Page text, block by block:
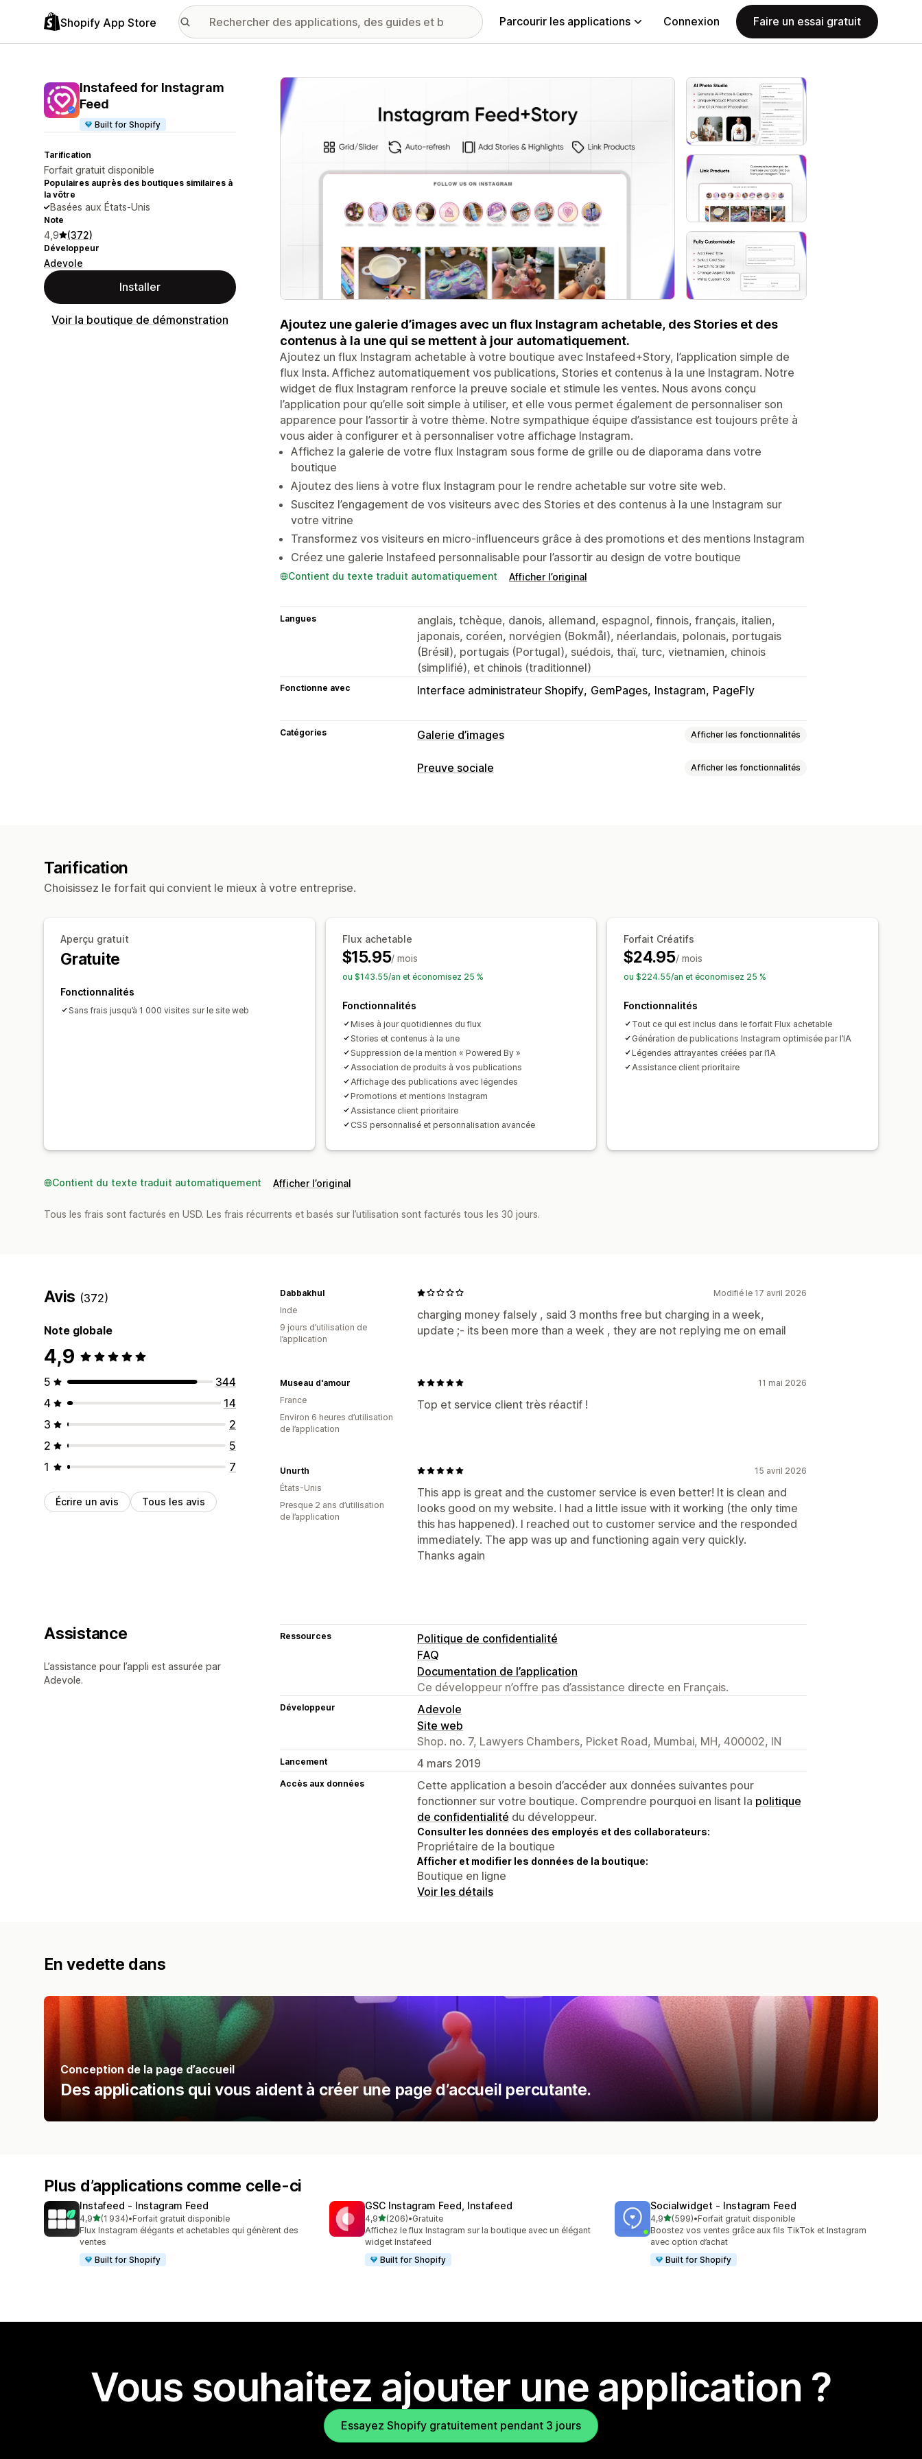
Shopify App Store Parcourir les applications Connexion Faire un essai gratuit
Instafeed for Instagram
Feed
Built for Shopify
Tarification
Forfait gratuit disponible
Populaires auprès des boutiques similaires à
la vôtre
Basées aux États-Unis
Note
4,9 (372)
Développeur
Adevole
Installer
Voir la boutique de démonstration
Galerie d’images vedette
Ajoutez une galerie d’images avec un flux Instagram achetable, des Stories et des
contenus à la une qui se mettent à jour automatiquement.
Ajoutez un flux Instagram achetable à votre boutique avec Instafeed+Story, l’application simple de
flux Insta. Affichez automatiquement vos publications, Stories et contenus à la une Instagram. Notre
widget de flux Instagram renforce la preuve sociale et stimule les ventes. Nous avons conçu
l’application pour qu’elle soit simple à utiliser, et elle vous permet également de personnaliser son
apparence pour l’assortir à votre thème. Notre sympathique équipe d’assistance est toujours prête à
vous aider à configurer et à personnaliser votre affichage Instagram.
Affichez la galerie de votre flux Instagram sous forme de grille ou de diaporama dans votre
boutique
Ajoutez des liens à votre flux Instagram pour le rendre achetable sur votre site web.
Suscitez l’engagement de vos visiteurs avec des Stories et des contenus à la une Instagram sur
votre vitrine
Transformez vos visiteurs en micro-influenceurs grâce à des promotions et des mentions Instagram
Créez une galerie Instafeed personnalisable pour l’assortir au design de votre boutique
Contient du texte traduit automatiquement Afficher l’original
Langues
anglais, tchèque, danois, allemand, espagnol, finnois, français, italien,
japonais, coréen, norvégien (Bokmål), néerlandais, polonais, portugais
(Brésil), portugais (Portugal), suédois, thaï, turc, vietnamien, chinois
(simplifié), et chinois (traditionnel)
Fonctionne avec Interface administrateur Shopify GemPages Instagram PageFly
Catégories Galerie d’images Afficher les fonctionnalités
Types de galeries
Preuve sociale Afficher les fonctionnalités
Tarification
Choisissez le forfait qui convient le mieux à votre entreprise.
Aperçu gratuit
Gratuite
Fonctionnalités
Sans frais jusqu’à 1 000 visites sur le site web
Flux achetable
$15.95/ mois
ou $143.55/an et économisez 25 %
Fonctionnalités
Mises à jour quotidiennes du flux
Stories et contenus à la une
Suppression de la mention « Powered By »
Association de produits à vos publications
Affichage des publications avec légendes
Promotions et mentions Instagram
Assistance client prioritaire
CSS personnalisé et personnalisation avancée
Forfait Créatifs
$24.95/ mois
ou $224.55/an et économisez 25 %
Fonctionnalités
Tout ce qui est inclus dans le forfait Flux achetable
Génération de publications Instagram optimisée par l’IA
Légendes attrayantes créées par l’IA
Assistance client prioritaire
Contient du texte traduit automatiquement Afficher l’original
Tous les frais sont facturés en USD. Les frais récurrents et basés sur l’utilisation sont facturés tous les 30 jours.
Avis (372)
Note globale
4,9
5
344
4
14
3
2
2
5
1
7
Écrire un avis Tous les avis
Modifié le 17 avril 2026
charging money falsely , said 3 months free but charging in a week,
update ;- its been more than a week , they are not replying me on email
Dabbakhul
Inde
9 jours d’utilisation de
l’application
11 mai 2026
Top et service client très réactif !
Museau d'amour
France
Environ 6 heures d’utilisation
de l’application
15 avril 2026
This app is great and the customer service is even better! It is clean and
looks good on my website. I had a little issue with it working (the only time
this has happened). I reached out to customer service and the responded
immediately. The app was up and functioning again very quickly.
Thanks again
Unurth
États-Unis
Presque 2 ans d’utilisation
de l’application
Assistance
L’assistance pour l’appli est assurée par
Adevole.
Ressources
Politique de confidentialité
FAQ
Documentation de l’application
Ce développeur n’offre pas d’assistance directe en Français.
Développeur
Adevole
Site web
Shop. no. 7, Lawyers Chambers, Picket Road, Mumbai, MH, 400002, IN
Lancement 4 mars 2019
Accès aux données
Cette application a besoin d’accéder aux données suivantes pour
fonctionner sur votre boutique. Comprendre pourquoi en lisant la politique
de confidentialité du développeur.
Consulter les données des employés et des collaborateurs:
Propriétaire de la boutique
Afficher et modifier les données de la boutique:
Boutique en ligne
Voir les détails
En vedette dans
Conception de la page d’accueil
Des applications qui vous aident à créer une page d’accueil percutante.
Plus d’applications comme celle-ci
Instafeed ‑ Instagram Feed
4,9étoile(s) sur 5
(1 934)
1934 avis au total
•Forfait gratuit disponible
Flux Instagram élégants et achetables qui génèrent des
ventes
Built for Shopify
GSC Instagram Feed, Instafeed
4,9étoile(s) sur 5
(206)
206 avis au total
•Gratuite
Affichez le flux Instagram sur la boutique avec un élégant
widget Instafeed
Built for Shopify
Socialwidget ‑ Instagram Feed
4,9étoile(s) sur 5
(599)
599 avis au total
•Forfait gratuit disponible
Boostez vos ventes grâce aux fils TikTok et Instagram
avec option d’achat
Built for Shopify
Vous souhaitez ajouter une application ?
Essayez Shopify gratuitement pendant 3 jours